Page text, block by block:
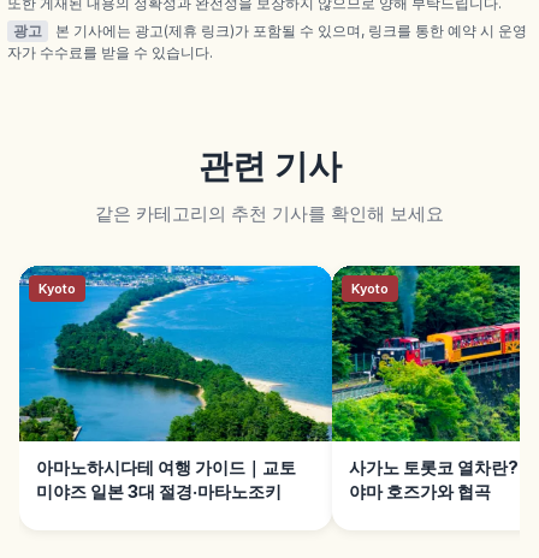
광고
본 기사에는 광고(제휴 링크)가 포함될 수 있으며, 링크를 통한 예약 시 운영
자가 수수료를 받을 수 있습니다.
관련 기사
같은 카테고리의 추천 기사를 확인해 보세요
Kyoto
아마노하시다테 여행 가이드｜교토
미야즈 일본 3대 절경·마타노조키
Kyoto
사가노 토롯코 열차란?
야마 호즈가와 협곡